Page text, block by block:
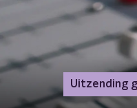
Uitzending